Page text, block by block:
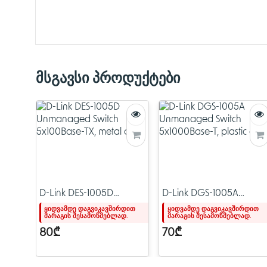
მსგავსი პროდუქტები
D-Link DES-1005D
Unmanaged Switch
5x100Base-TX, metal
case
ყიდვამდე დაგვიკავშირდით
მარაგის შესამოწმებლად.
80₾
D-Link DGS-1005A
Unmanaged Switch
5x1000Base-T, plastic
case
ყიდვამდე დაგვიკავშირდით
მარაგის შესამოწმებლად.
70₾